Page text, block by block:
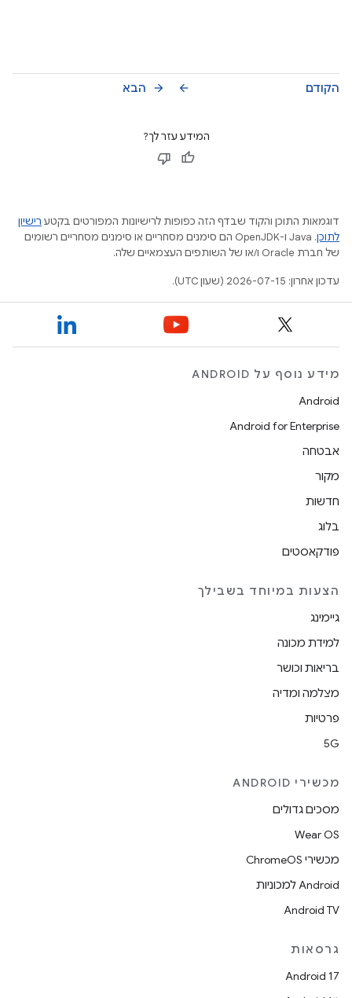
הקודם arrow_back הבא arrow_forward
המידע עזר לך?
דוגמאות התוכן והקוד שבדף הזה כפופות לרישיונות המפורטים בקטע רישיון
לתוכן
.‏ Java ו-OpenJDK הם סימנים מסחריים או סימנים מסחריים רשומים
של חברת Oracle ו/או של השותפים העצמאיים שלה.
עדכון אחרון: 2026-07-15 (שעון UTC).
מידע נוסף על ANDROID
Android
Android for Enterprise
אבטחה
מקור
חדשות
בלוג
פודקאסטים
הצעות במיוחד בשבילך
גיימינג
למידת מכונה
בריאות וכושר
מצלמה ומדיה
פרטיות
5G
מכשירי ANDROID
מסכים גדולים
Wear OS
מכשירי ChromeOS
Android למכוניות
Android TV
גרסאות
Android 17